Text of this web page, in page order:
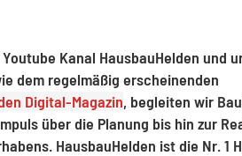
Kanal HausbauHelden und
dem regelmäßig erscheinenden
Digital-Magazin, begleiten wir
über die Planung bis hin zur
HausbauHelden ist die Nr. 1